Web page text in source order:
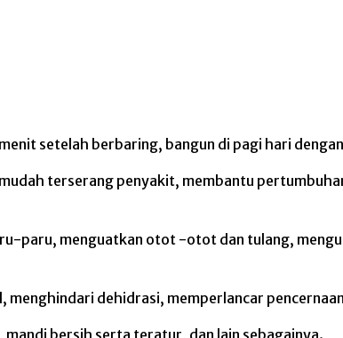
setelah berbaring, bangun di pagi hari
terserang penyakit, membantu
paru, menguatkan otot -otot dan tulang,
menghindari dehidrasi, memperlancar
bersih serta teratur, dan lain sebagainya.